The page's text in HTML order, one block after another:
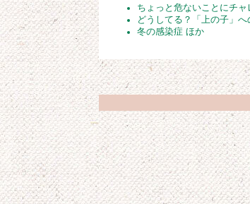
ちょっと危ないことにチャ
どうしてる？「上の子」へ
冬の感染症 ほか